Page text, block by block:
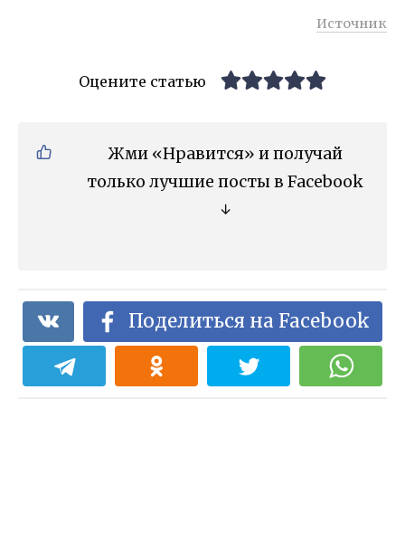
Источник
Оцените статью
Жми «Нравится» и получай
только лучшие посты в Facebook
↓
Поделиться на Facebook